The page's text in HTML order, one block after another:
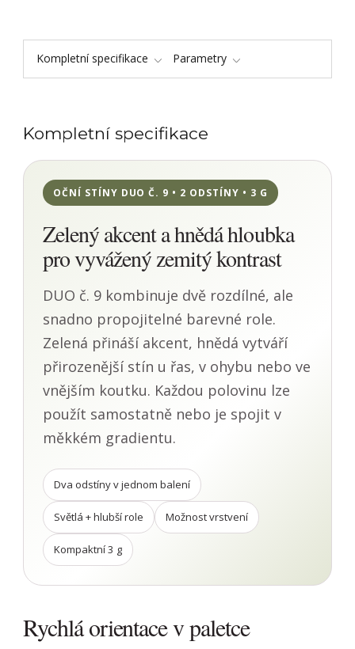
Kompletní specifikace Parametry
Kompletní specifikace
OČNÍ STÍNY DUO Č. 9 • 2 ODSTÍNY • 3 G
Zelený akcent a hnědá hloubka
pro vyvážený zemitý kontrast
DUO č. 9 kombinuje dvě rozdílné, ale
snadno propojitelné barevné role.
Zelená přináší akcent, hnědá vytváří
přirozenější stín u řas, v ohybu nebo ve
vnějším koutku. Každou polovinu lze
použít samostatně nebo je spojit v
měkkém gradientu.
Dva odstíny v jednom balení
Světlá + hlubší role Možnost vrstvení
Kompaktní 3 g
Rychlá orientace v paletce